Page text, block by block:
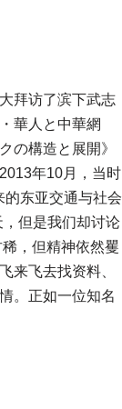
拜访了滨下武志
華人と中華網
構造と展開》
年10月，当时
的东亚交通与社会
但是我们却讨论
，但精神依然矍
来飞去找资料、
。正如一位知名